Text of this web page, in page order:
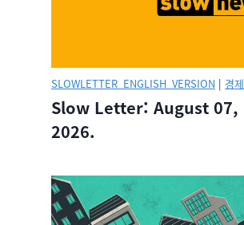
SLOWLETTER_ENGLISH_VERSION | 경제
Slow Letter: August 07,
2026.